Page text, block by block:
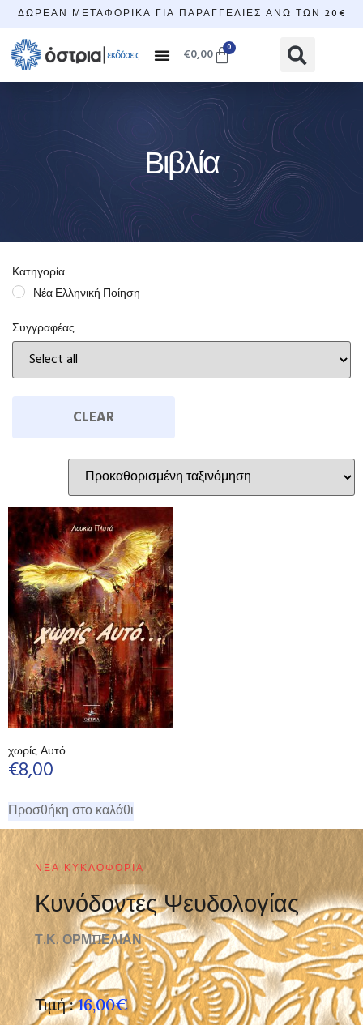
ΔΩΡΕΆΝ ΜΕΤΑΦΟΡΙΚΆ ΓΙΑ ΠΑΡΑΓΓΕΛΊΕΣ ΆΝΩ ΤΩΝ 20€
€0,00 0
Βιβλία
Κατηγορία
Νέα Ελληνική Ποίηση
Συγγραφέας
CLEAR
χωρίς Αυτό
€8,00
Προσθήκη στο καλάθι
ΝΈΑ ΚΥΚΛΟΦΟΡΊΑ
Κυνόδοντες Ψευδολογίας
Τ.Κ. ΟΡΜΠΕΛΙΑΝ
Τιμή : 16,00€